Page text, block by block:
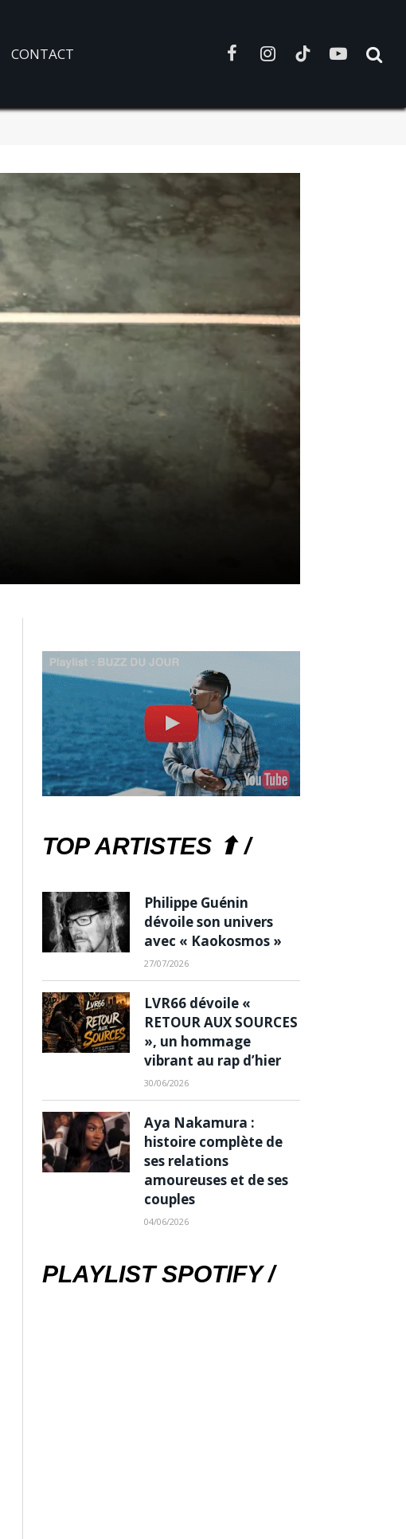
CONTACT FacebookInstagramTikTokYouTube
TOP ARTISTES ⬆ /
Philippe Guénin
dévoile son univers
avec « Kaokosmos »
27/07/2026
LVR66 dévoile «
RETOUR AUX SOURCES
», un hommage
vibrant au rap d’hier
30/06/2026
Aya Nakamura :
histoire complète de
ses relations
amoureuses et de ses
couples
04/06/2026
PLAYLIST SPOTIFY /